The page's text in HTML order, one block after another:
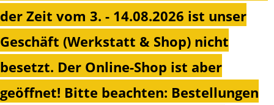
der Zeit vom 3. - 14.08.2026 ist unser
Geschäft (Werkstatt & Shop) nicht
besetzt. Der Online-Shop ist aber
geöffnet! Bitte beachten: Bestellungen